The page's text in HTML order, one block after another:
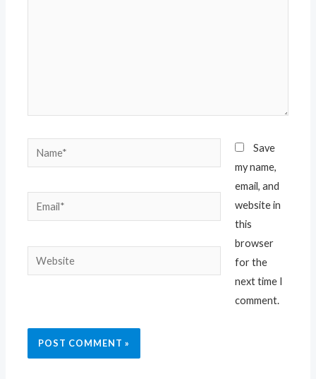
Name*
Email*
Website
Save
my name,
email, and
website in
this
browser
for the
next time I
comment.